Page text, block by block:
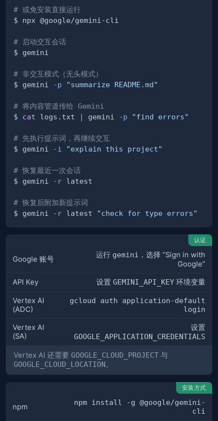
# 或免安装直接运行
# 启动交互会话
# 非交互模式（无头模式）
$ gemini
-p "summarize README.md"
# 将内容管道传给 Gemini
$ cat logs.txt | gemini -p "find errors"
# 先执行提示词，再继续交互
$ gemini
-i "explain this project"
# 恢复最近一次会话
$ gemini
-r
# 恢复后附加新提示词
$ gemini
-r latest "check for type errors"
认证
Google 账号 运行 gemini ，选择 “Sign in with
Google”
API Key 设置 GEMINI_API_KEY 环境变量
Vertex AI
(ADC)
gcloud auth application-default
login
Vertex AI
(SA)
设置
GOOGLE_APPLICATION_CREDENTIALS
Vertex AI 还需要 GOOGLE_CLOUD_PROJECT 与
GOOGLE_CLOUD_LOCATION。
安装方式
npm
npm install -g @google/gemini-
cli